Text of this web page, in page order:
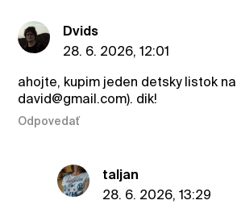
Dvids
28. 6. 2026, 12:01
ahojte, kupim jeden detsky listok
david@gmail.com). dik!
Odpovedať
taljan
28. 6. 2026, 13:29